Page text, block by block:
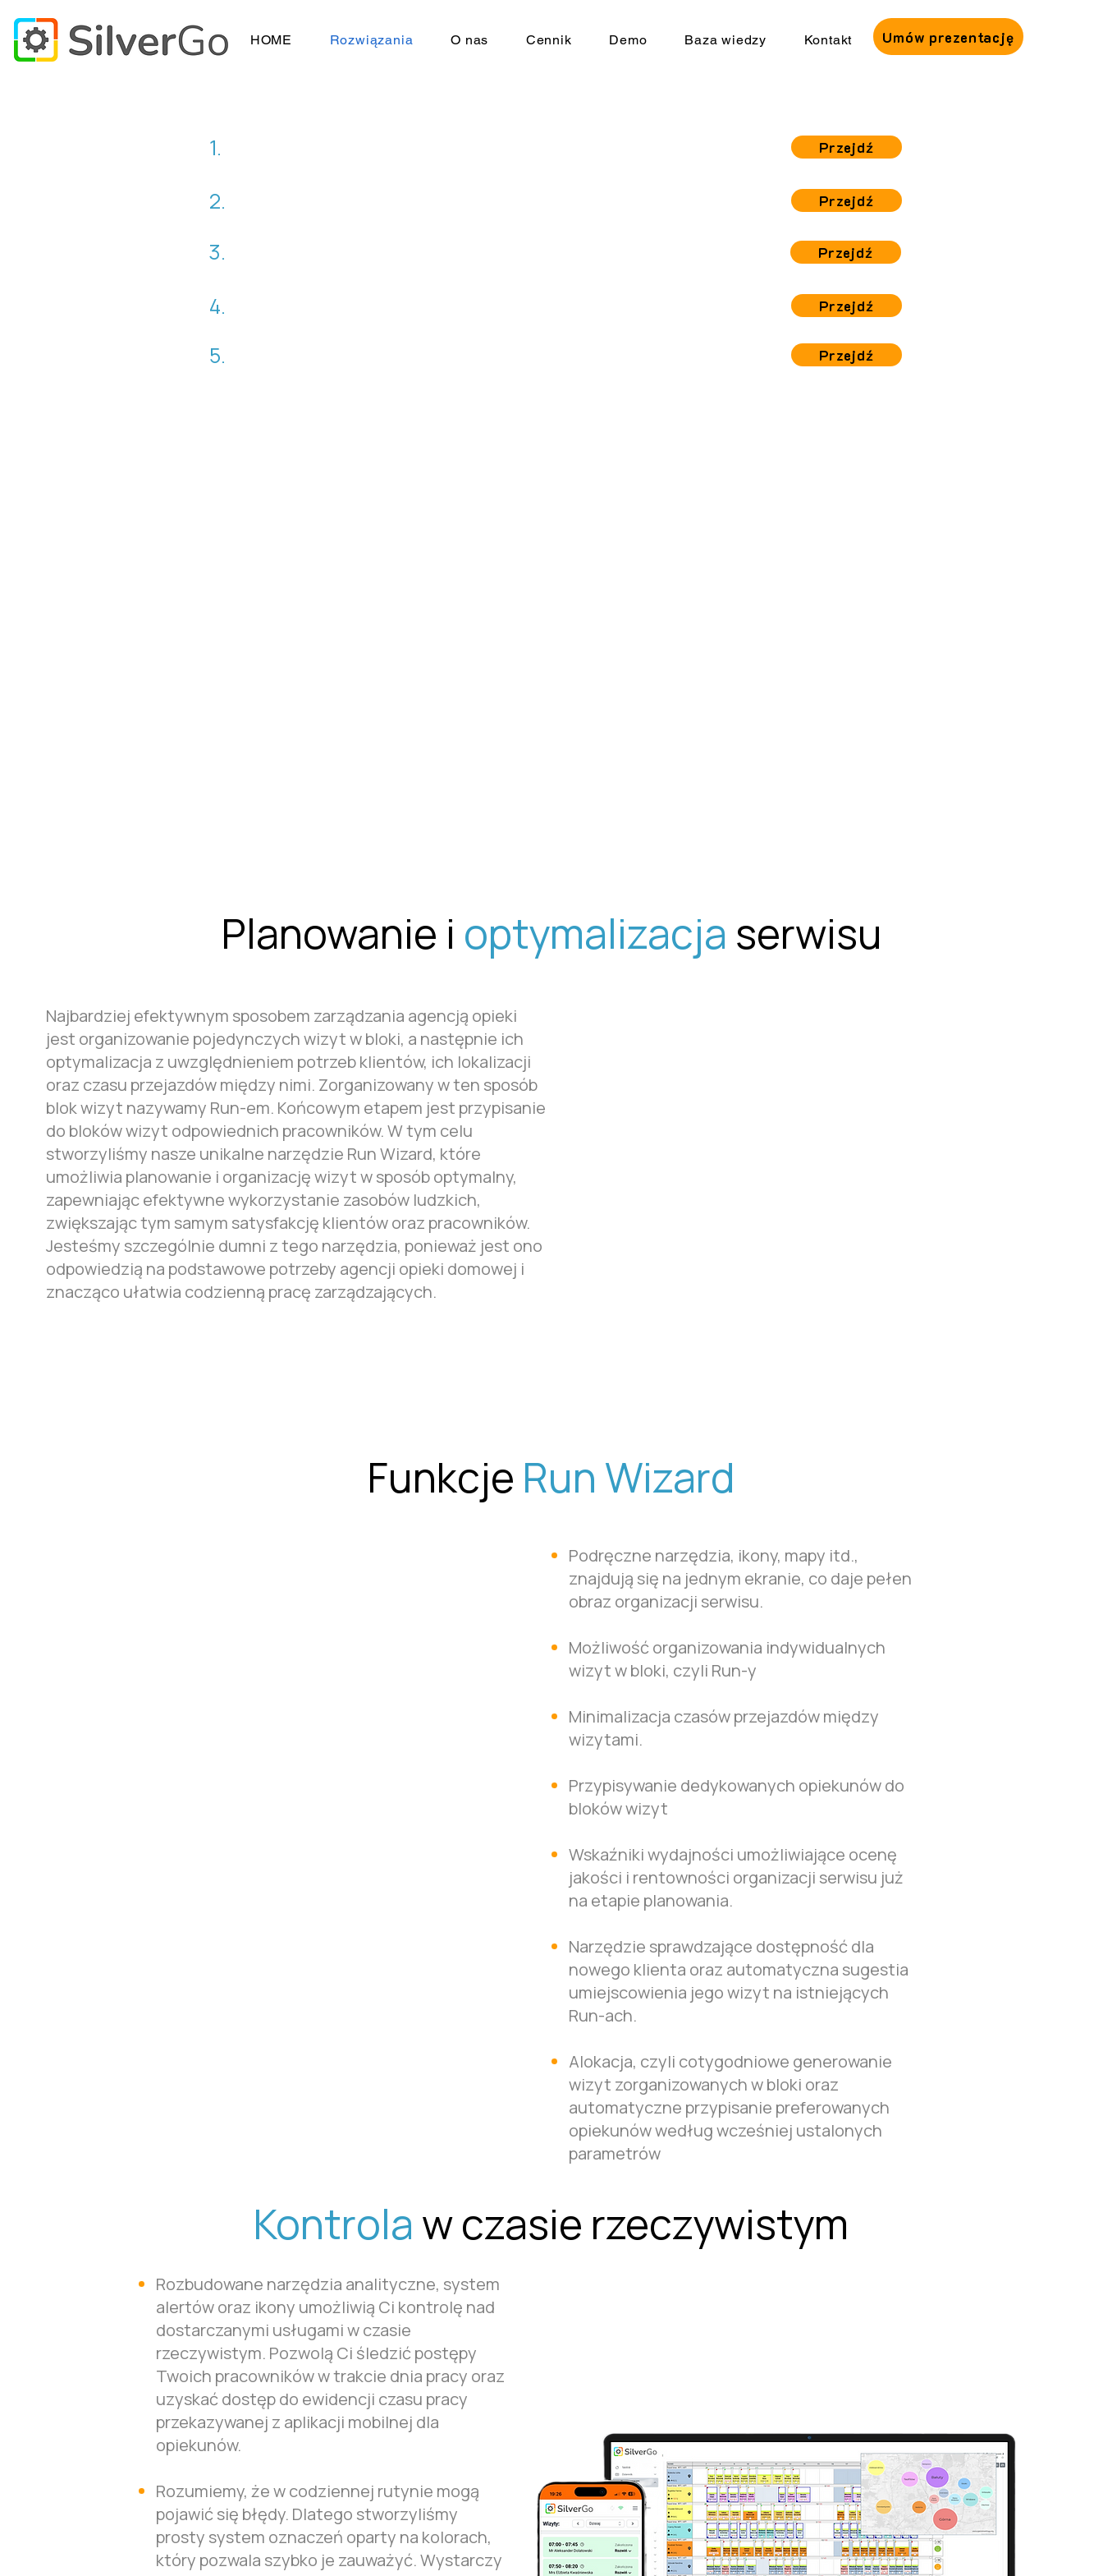
HOME Rozwiązania O nas Cennik Demo Baza wiedzy Kontakt Umów prezentację
1. Przejdź
2. Przejdź
3. Przejdź
4. Przejdź
5. Przejdź
Planowanie i optymalizacja serwisu
Najbardziej efektywnym sposobem zarządzania agencją opieki
jest organizowanie pojedynczych wizyt w bloki, a następnie ich
optymalizacja z uwzględnieniem potrzeb klientów, ich lokalizacji
oraz czasu przejazdów między nimi. Zorganizowany w ten sposób
blok wizyt nazywamy Run-em. Końcowym etapem jest przypisanie
do bloków wizyt odpowiednich pracowników. W tym celu
stworzyliśmy nasze unikalne narzędzie Run Wizard, które
umożliwia planowanie i organizację wizyt w sposób optymalny,
zapewniając efektywne wykorzystanie zasobów ludzkich,
zwiększając tym samym satysfakcję klientów oraz pracowników.
Jesteśmy szczególnie dumni z tego narzędzia, ponieważ jest ono
odpowiedzią na podstawowe potrzeby agencji opieki domowej i
znacząco ułatwia codzienną pracę zarządzających.
Funkcje Run Wizard
Podręczne narzędzia, ikony, mapy itd.,
znajdują się na jednym ekranie, co daje pełen
obraz organizacji serwisu.
Możliwość organizowania indywidualnych
wizyt w bloki, czyli Run-y ​
Minimalizacja czasów przejazdów między
wizytami.
Przypisywanie dedykowanych opiekunów do
bloków wizyt​
Wskaźniki wydajności umożliwiające ocenę
jakości i rentowności organizacji serwisu już
na etapie planowania.​
Narzędzie sprawdzające dostępność dla
nowego klienta oraz automatyczna sugestia
umiejscowienia jego wizyt na istniejących
Run-ach.​
Alokacja, czyli cotygodniowe generowanie
wizyt zorganizowanych w bloki oraz
automatyczne przypisanie preferowanych
opiekunów według wcześniej ustalonych
parametrów
Kontrola w czasie rzeczywistym
Rozbudowane narzędzia analityczne, system
alertów oraz ikony umożliwią Ci kontrolę nad
dostarczanymi usługami w czasie
rzeczywistym. Pozwolą Ci śledzić postępy
Twoich pracowników w trakcie dnia pracy oraz
uzyskać dostęp do ewidencji czasu pracy
przekazywanej z aplikacji mobilnej dla
opiekunów.
Rozumiemy, że w codziennej rutynie mogą
pojawić się błędy. Dlatego stworzyliśmy
prosty system oznaczeń oparty na kolorach,
który pozwala szybko je zauważyć. Wystarczy